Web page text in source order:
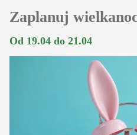
Zaplanuj
Od 19.04 do 21.04